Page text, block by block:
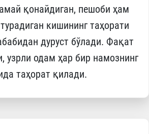
қонайдиган, пешоби ҳам
кишининг таҳорати
дуруст бўлади. Фақат
узрли одам ҳар бир намознинг
таҳорат қилади.